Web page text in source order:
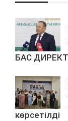
БАС
көрсетілді